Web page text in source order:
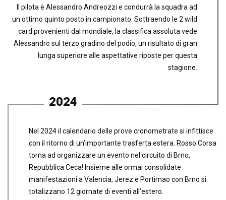
Il pilota è Alessandro Andreozzi e condurrà la squadra ad
un ottimo quinto posto in campionato. Sottraendo le 2 wild
card provenienti dal mondiale, la classifica assoluta vede
Alessandro sul terzo gradino del podio, un risultato di gran
lunga superiore alle aspettative riposte per questa
stagione.
2024
Nel 2024 il calendario delle prove cronometrate si infittisce
con il ritorno di un’importante trasferta estera: Rosso Corsa
torna ad organizzare un evento nel circuito di Brno,
Repubblica Ceca! Insieme alle ormai consolidate
manifestazioni a Valencia, Jerez e Portimao con Brno si
totalizzano 12 giornate di eventi all’estero.